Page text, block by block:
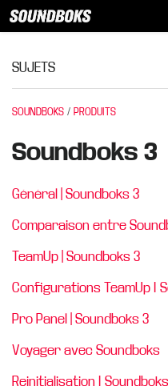
SUJETS
SOUNDBOKS PRODUITS
Soundboks 3
Général | Soundboks 3
Comparaison entre
TeamUp | Soundboks 3
Configurations TeamUp I
Pro Panel | Soundboks 3
Voyager avec Soundboks
Reinitialisation I